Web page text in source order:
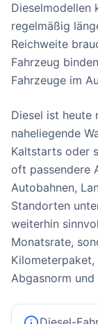
Dieselmodellen
regelmäßig
Reichweite
Fahrzeug
Fahrzeuge im
Diesel ist heute
naheliegende
Kaltstarts oder
oft passendere
Autobahnen,
Standorten
weiterhin
Monatsrate,
Kilometerpaket,
Abgasnorm